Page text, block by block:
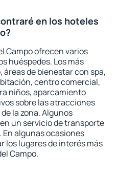
en los hoteles
Campo ofrecen varios
huéspedes. Los más
de bienestar con spa,
centro comercial,
niños, aparcamiento
sobre las atracciones
la zona. Algunos
un servicio de transporte
algunas ocasiones
los lugares de interés más
Campo.